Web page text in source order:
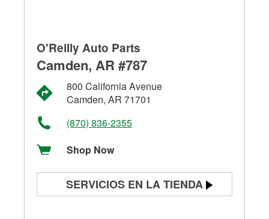
O'Reilly Auto Parts
Camden, AR #787
800 California Avenue
Camden, AR 71701
(870) 836-2355
Shop Now
SERVICIOS EN LA TIENDA